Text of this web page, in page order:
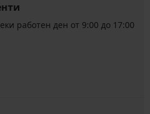
работен ден от 9:00 до 17:00